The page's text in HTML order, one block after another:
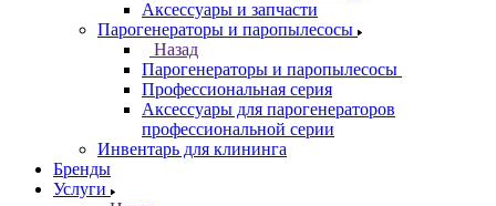
Аксессуары и запчасти
Парогенераторы и паропылесосы
Назад
Парогенераторы и паропылесосы
Профессиональная серия
Аксессуары для парогенераторов
профессиональной серии
Инвентарь для клининга
Бренды
Услуги